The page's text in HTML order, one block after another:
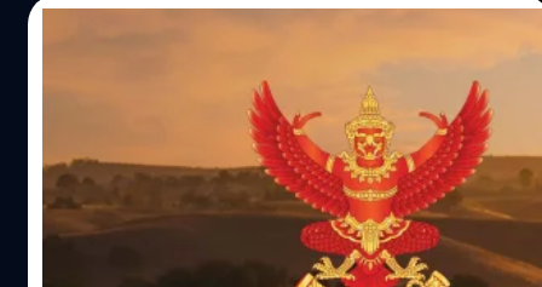
กสทช. อนุมัติมหาวิทยาลัยสงขลานครินทร์
ทดสอบใช้ Starlink เพื่อภารกิจค้นหาช่วย
เหลือทางเรือที่ประสบภัย
ล่าสุด กสทช. ได้ประกาศอนุมัติเป็นการชั่วคราว ให้
มหาวิทยาลัยสงขลานครินทร์ใช้คลื่นความถี่ย่าน Ku-
Band ของดาวเทียมต่างชาติ Starlink